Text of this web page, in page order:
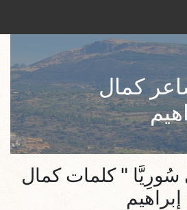
كمال
سُورِيَّا " كلمات كمال
إبراهيم